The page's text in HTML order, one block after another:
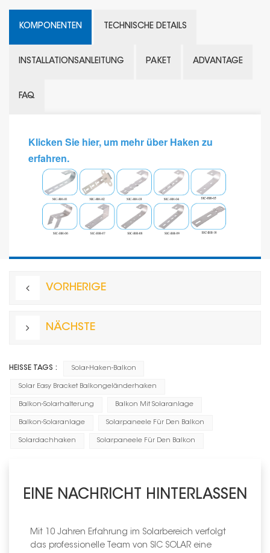
KOMPONENTEN TECHNISCHE DETAILS
INSTALLATIONSANLEITUNG PAKET ADVANTAGE
FAQ
Klicken Sie hier, um mehr über Haken zu
erfahren.
VORHERIGE
NÄCHSTE
HEISSE TAGS : Solar-Haken-Balkon
Solar Easy Bracket Balkongeländerhaken
Balkon-Solarhalterung Balkon Mit Solaranlage
Balkon-Solaranlage Solarpaneele Für Den Balkon
Solardachhaken Solarpaneele Für Den Balkon
EINE NACHRICHT HINTERLASSEN
Mit 10 Jahren Erfahrung im Solarbereich verfolgt
das professionelle Team von SIC SOLAR eine